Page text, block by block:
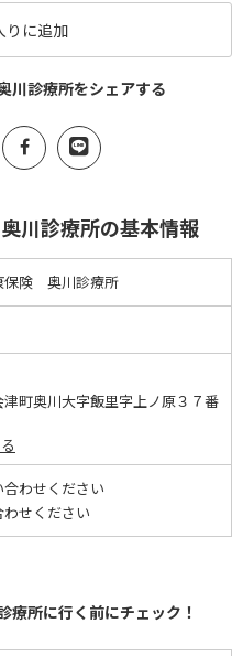
りに追加
診療所をシェアする
川診療所の基本情報
保険 奥川診療所
町奥川大字飯里字上ノ原３７番
合わせください
わせください
所に行く前にチェック！